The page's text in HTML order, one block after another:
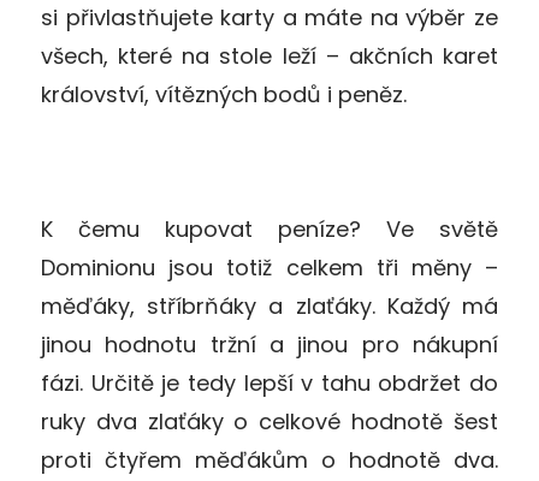
si přivlastňujete karty a máte na výběr ze
všech, které na stole leží – akčních karet
království, vítězných bodů i peněz.
K čemu kupovat peníze? Ve světě
Dominionu jsou totiž celkem tři měny –
měďáky, stříbrňáky a zlaťáky. Každý má
jinou hodnotu tržní a jinou pro nákupní
fázi. Určitě je tedy lepší v tahu obdržet do
ruky dva zlaťáky o celkové hodnotě šest
proti čtyřem měďákům o hodnotě dva.